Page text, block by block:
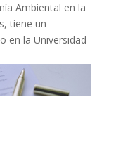
Ambiental en la
tiene un
en la Universidad